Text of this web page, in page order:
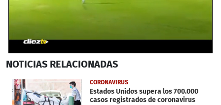
seconds
56
seconds
NOTICIAS RELACIONADAS
CORONAVIRUS
Estados Unidos supera los 700.000
casos registrados de coronavirus